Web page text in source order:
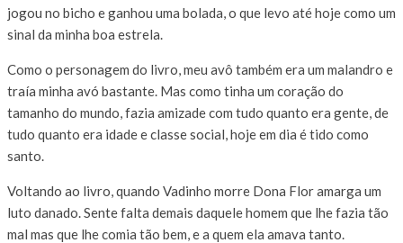
jogou no bicho e ganhou uma bolada, o que levo até hoje como um
sinal da minha boa estrela.
Como o personagem do livro, meu avô também era um malandro e
traía minha avó bastante. Mas como tinha um coração do
tamanho do mundo, fazia amizade com tudo quanto era gente, de
tudo quanto era idade e classe social, hoje em dia é tido como
santo.
Voltando ao livro, quando Vadinho morre Dona Flor amarga um
luto danado. Sente falta demais daquele homem que lhe fazia tão
mal mas que lhe comia tão bem, e a quem ela amava tanto.